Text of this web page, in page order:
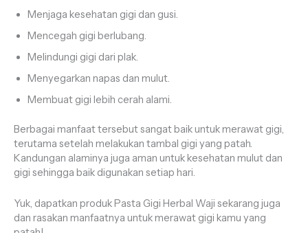
Menjaga kesehatan gigi dan gusi.
Mencegah gigi berlubang.
Melindungi gigi dari plak.
Menyegarkan napas dan mulut.
Membuat gigi lebih cerah alami.
Berbagai manfaat tersebut sangat baik untuk merawat gigi,
terutama setelah melakukan tambal gigi yang patah.
Kandungan alaminya juga aman untuk kesehatan mulut dan
gigi sehingga baik digunakan setiap hari.
Yuk, dapatkan produk Pasta Gigi Herbal Waji sekarang juga
dan rasakan manfaatnya untuk merawat gigi kamu yang